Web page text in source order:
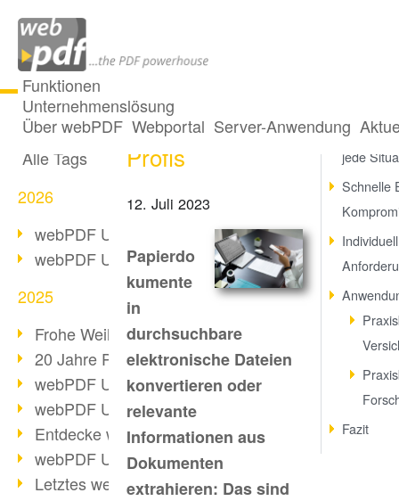
Funktionen
Unternehmenslösung
Über webPDF Webportal Server-Anwendung
Alle Beiträge
Alle Tags
2026
webPDF Update 10.0.5
webPDF Update 10.0.4
2025
Frohe Weihnachten & Auszeit
20 Jahre PDF/A
webPDF Update 10.0.3
webPDF Update 10.0.2
Entdecke webPDF 10
webPDF Update 9.0.0.3655
Letztes webPDF 8 Update
OCR Power für
Profis
12. Juli 2023
Papierdo
kumente
in
durchsuchbare
elektronische Dateien
konvertieren oder
relevante
Informationen aus
Dokumenten
extrahieren: Das sind
Perfekte
jede
Schnelle
Fazit